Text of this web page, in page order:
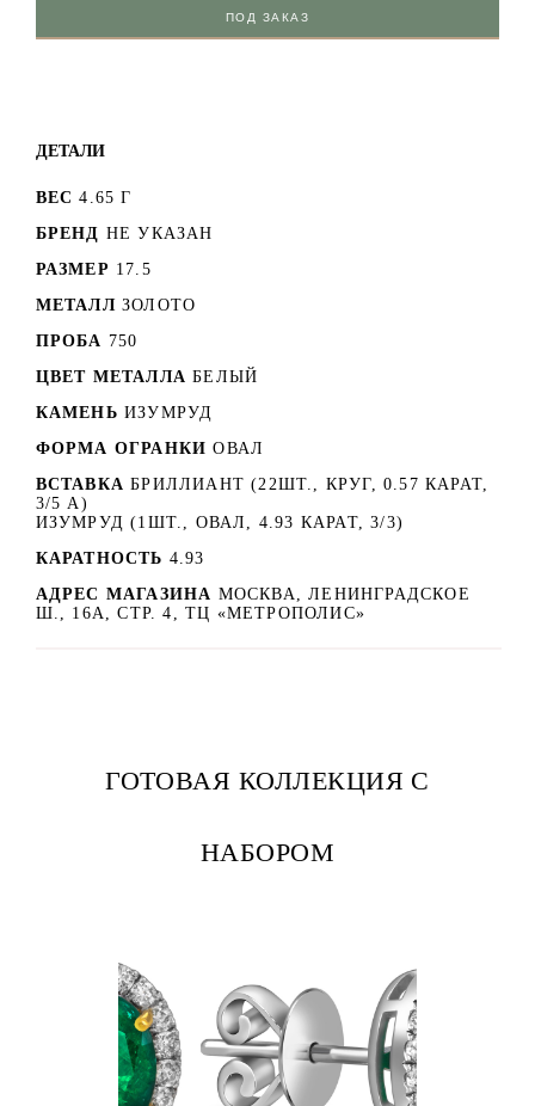
ПОД ЗАКАЗ
ДЕТАЛИ
ВЕС 4.65 Г
БРЕНД НЕ УКАЗАН
РАЗМЕР 17.5
МЕТАЛЛ ЗОЛОТО
ПРОБА 750
ЦВЕТ МЕТАЛЛА БЕЛЫЙ
КАМЕНЬ ИЗУМРУД
ФОРМА ОГРАНКИ ОВАЛ
ВСТАВКА БРИЛЛИАНТ (22ШТ., КРУГ, 0.57 КАРАТ,
3/5 А)
ИЗУМРУД (1ШТ., ОВАЛ, 4.93 КАРАТ, 3/3)
КАРАТНОСТЬ 4.93
АДРЕС МАГАЗИНА МОСКВА, ЛЕНИНГРАДСКОЕ
Ш., 16А, СТР. 4, ТЦ «МЕТРОПОЛИС»
ГОТОВАЯ КОЛЛЕКЦИЯ С
НАБОРОМ